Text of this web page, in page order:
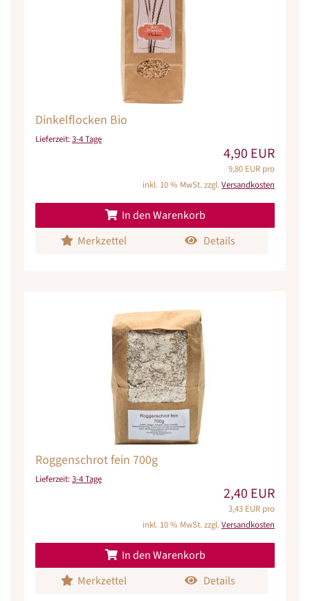
Dinkelflocken Bio
Lieferzeit:3-4 Tage
4,90 EUR
9,80 EUR pro
inkl. 10 % MwSt. zzgl.Versandkosten
In den Warenkorb
Merkzettel
Details
Roggenschrot fein 700g
Lieferzeit:3-4 Tage
2,40 EUR
3,43 EUR pro
inkl. 10 % MwSt. zzgl.Versandkosten
In den Warenkorb
Merkzettel
Details